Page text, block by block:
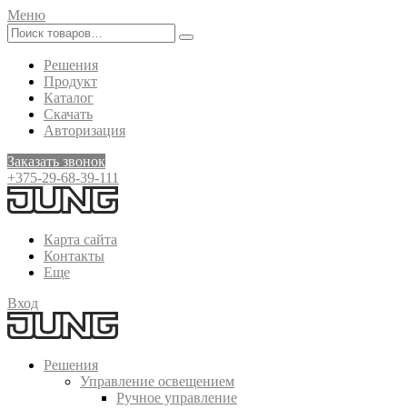
Меню
Решения
Продукт
Каталог
Скачать
Авторизация
Заказать звонок
+375-29-68-39-111
Карта сайта
Контакты
Еще
Вход
Решения
Управление освещением
Ручное управление